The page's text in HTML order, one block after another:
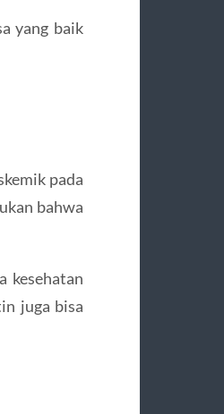
yang baik
pada
bahwa
kesehatan
juga bisa